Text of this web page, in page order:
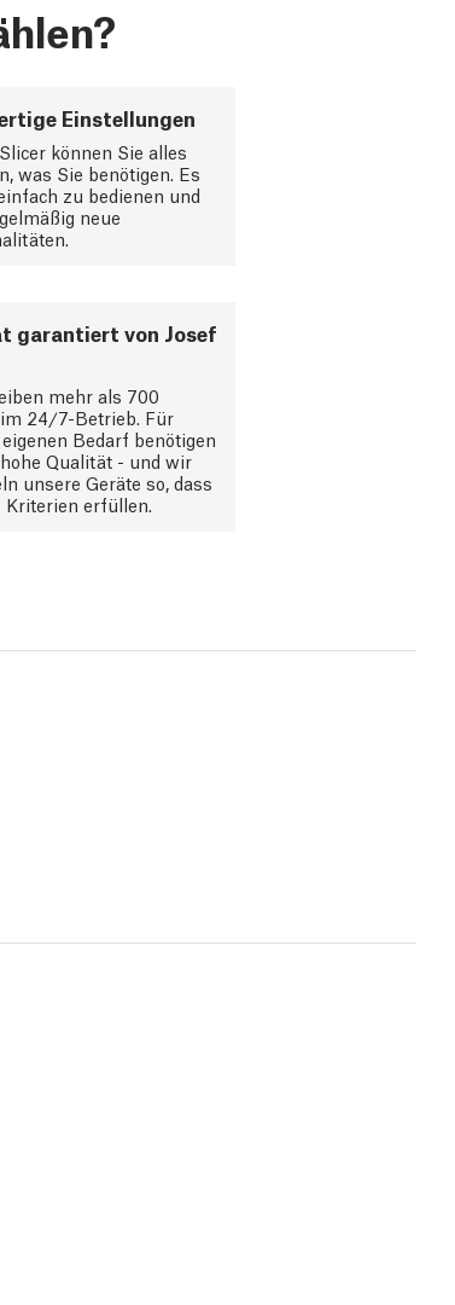
Einstellungen
können Sie alles
was Sie benötigen. Es
zu bedienen und
neue
garantiert von Josef
mehr als 700
24/7-Betrieb. Für
Bedarf benötigen
Qualität - und wir
unsere Geräte so, dass
Kriterien erfüllen.